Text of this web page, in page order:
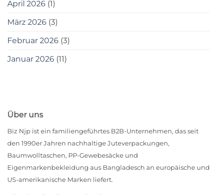
April 2026 (1)
März 2026 (3)
Februar 2026 (3)
Januar 2026 (11)
Über uns
Biz Njp ist ein familiengeführtes B2B-Unternehmen, das seit
den 1990er Jahren nachhaltige Juteverpackungen,
Baumwolltaschen, PP-Gewebesäcke und
Eigenmarkenbekleidung aus Bangladesch an europäische und
US-amerikanische Marken liefert.